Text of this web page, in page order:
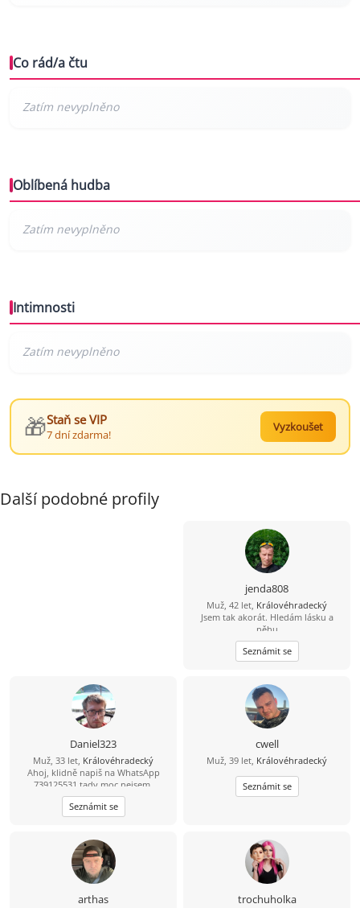
Co rád/a čtu
Oblíbená hudba
Intimnosti
🎁Staň se VIP
7 dní zdarma!
Vyzkoušet
Další podobné profily
jenda808
Muž, 42 let, Královéhradecký
Jsem tak akorát. Hledám lásku a
něhu
Seznámit se
Daniel323
Muž, 33 let, Královéhradecký
Ahoj, klidně napiš na WhatsApp
739125531 tady moc nejsem.
Seznámit se
cwell
Muž, 39 let, Královéhradecký
Seznámit se
arthas trochuholka